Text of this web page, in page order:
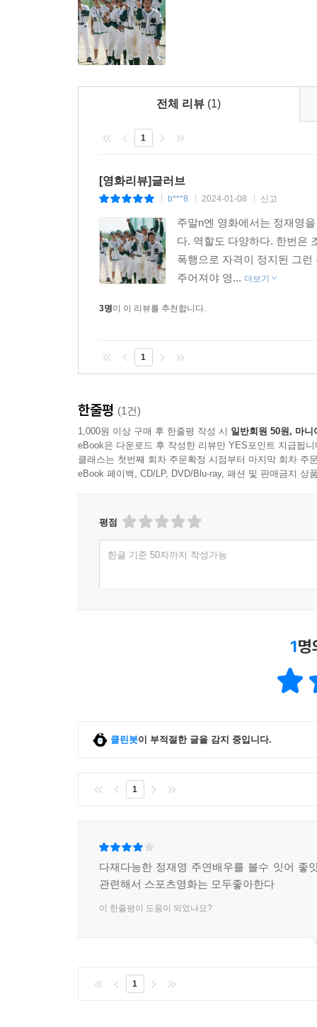
전체 리뷰 (1)
1
[영화리뷰]글러브
b***8 2024-01-08 신고
주말n엔 영화에서는 정재영
다. 역할도 다양하다. 한번은
폭행으로 자격이 정지된 그
주어져야 영... 더보기
3명이 이 리뷰를 추천합니다.
1
한줄평 (1건)
1,000원 이상 구매 후 한줄평 작성 시 일반회원 50원, 마니
eBook은 다운로드 후 작성한 리뷰만 YES포인트 지급됩니
클래스는 첫번째 회차 주문확정 시점부터 마지막 회차 주
eBook 페이백, CD/LP, DVD/Blu-ray, 패션 및 판매금지 상
평점
한글 기준 50자까지 작성가능
1명
클린봇이 부적절한 글을 감지 중입니다.
1
다재다능한 정재영 주연배우를 볼수 잇어 좋
관련해서 스포츠영화는 모두좋아한다
이 한줄평이 도움이 되었나요?
1